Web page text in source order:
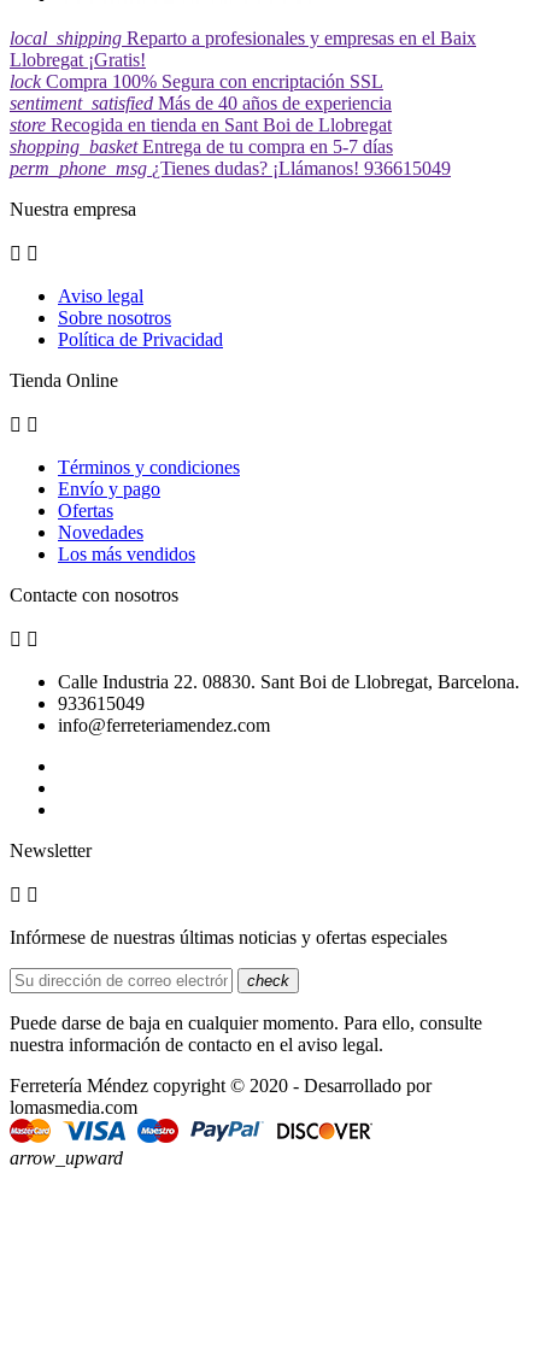
local_shipping Reparto a profesionales y empresas en el Baix
Llobregat ¡Gratis!
lock Compra 100% Segura con encriptación SSL
sentiment_satisfied Más de 40 años de experiencia
store Recogida en tienda en Sant Boi de Llobregat
shopping_basket Entrega de tu compra en 5-7 días
perm_phone_msg ¿Tienes dudas? ¡Llámanos! 936615049
Nuestra empresa
 
Aviso legal
Sobre nosotros
Política de Privacidad
Tienda Online
 
Términos y condiciones
Envío y pago
Ofertas
Novedades
Los más vendidos
Contacte con nosotros
 
Calle Industria 22. 08830. Sant Boi de Llobregat, Barcelona.
933615049
info@ferreteriamendez.com
Newsletter
 
Infórmese de nuestras últimas noticias y ofertas especiales
check
Puede darse de baja en cualquier momento. Para ello, consulte
nuestra información de contacto en el aviso legal.
Ferretería Méndez copyright © 2020 - Desarrollado por
lomasmedia.com
arrow_upward